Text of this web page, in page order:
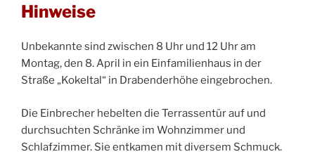
Hinweise
Unbekannte sind zwischen 8 Uhr und 12 Uhr am
Montag, den 8. April in ein Einfamilienhaus in der
Straße „Kokeltal“ in Drabenderhöhe eingebrochen.
Die Einbrecher hebelten die Terrassentür auf und
durchsuchten Schränke im Wohnzimmer und
Schlafzimmer. Sie entkamen mit diversem Schmuck.